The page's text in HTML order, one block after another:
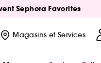
Sephora Favorites
Magasins et Services